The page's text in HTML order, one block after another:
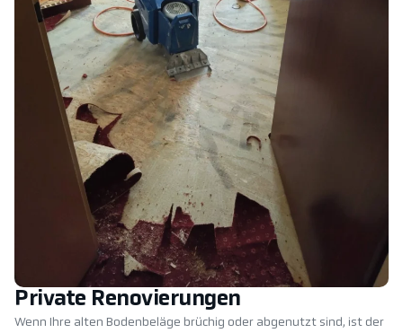
Private Renovierungen
Wenn Ihre alten Bodenbeläge brüchig oder abgenutzt sind, ist der